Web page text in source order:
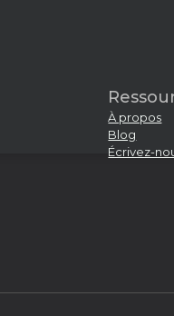
À propos
Blog
Écrivez-